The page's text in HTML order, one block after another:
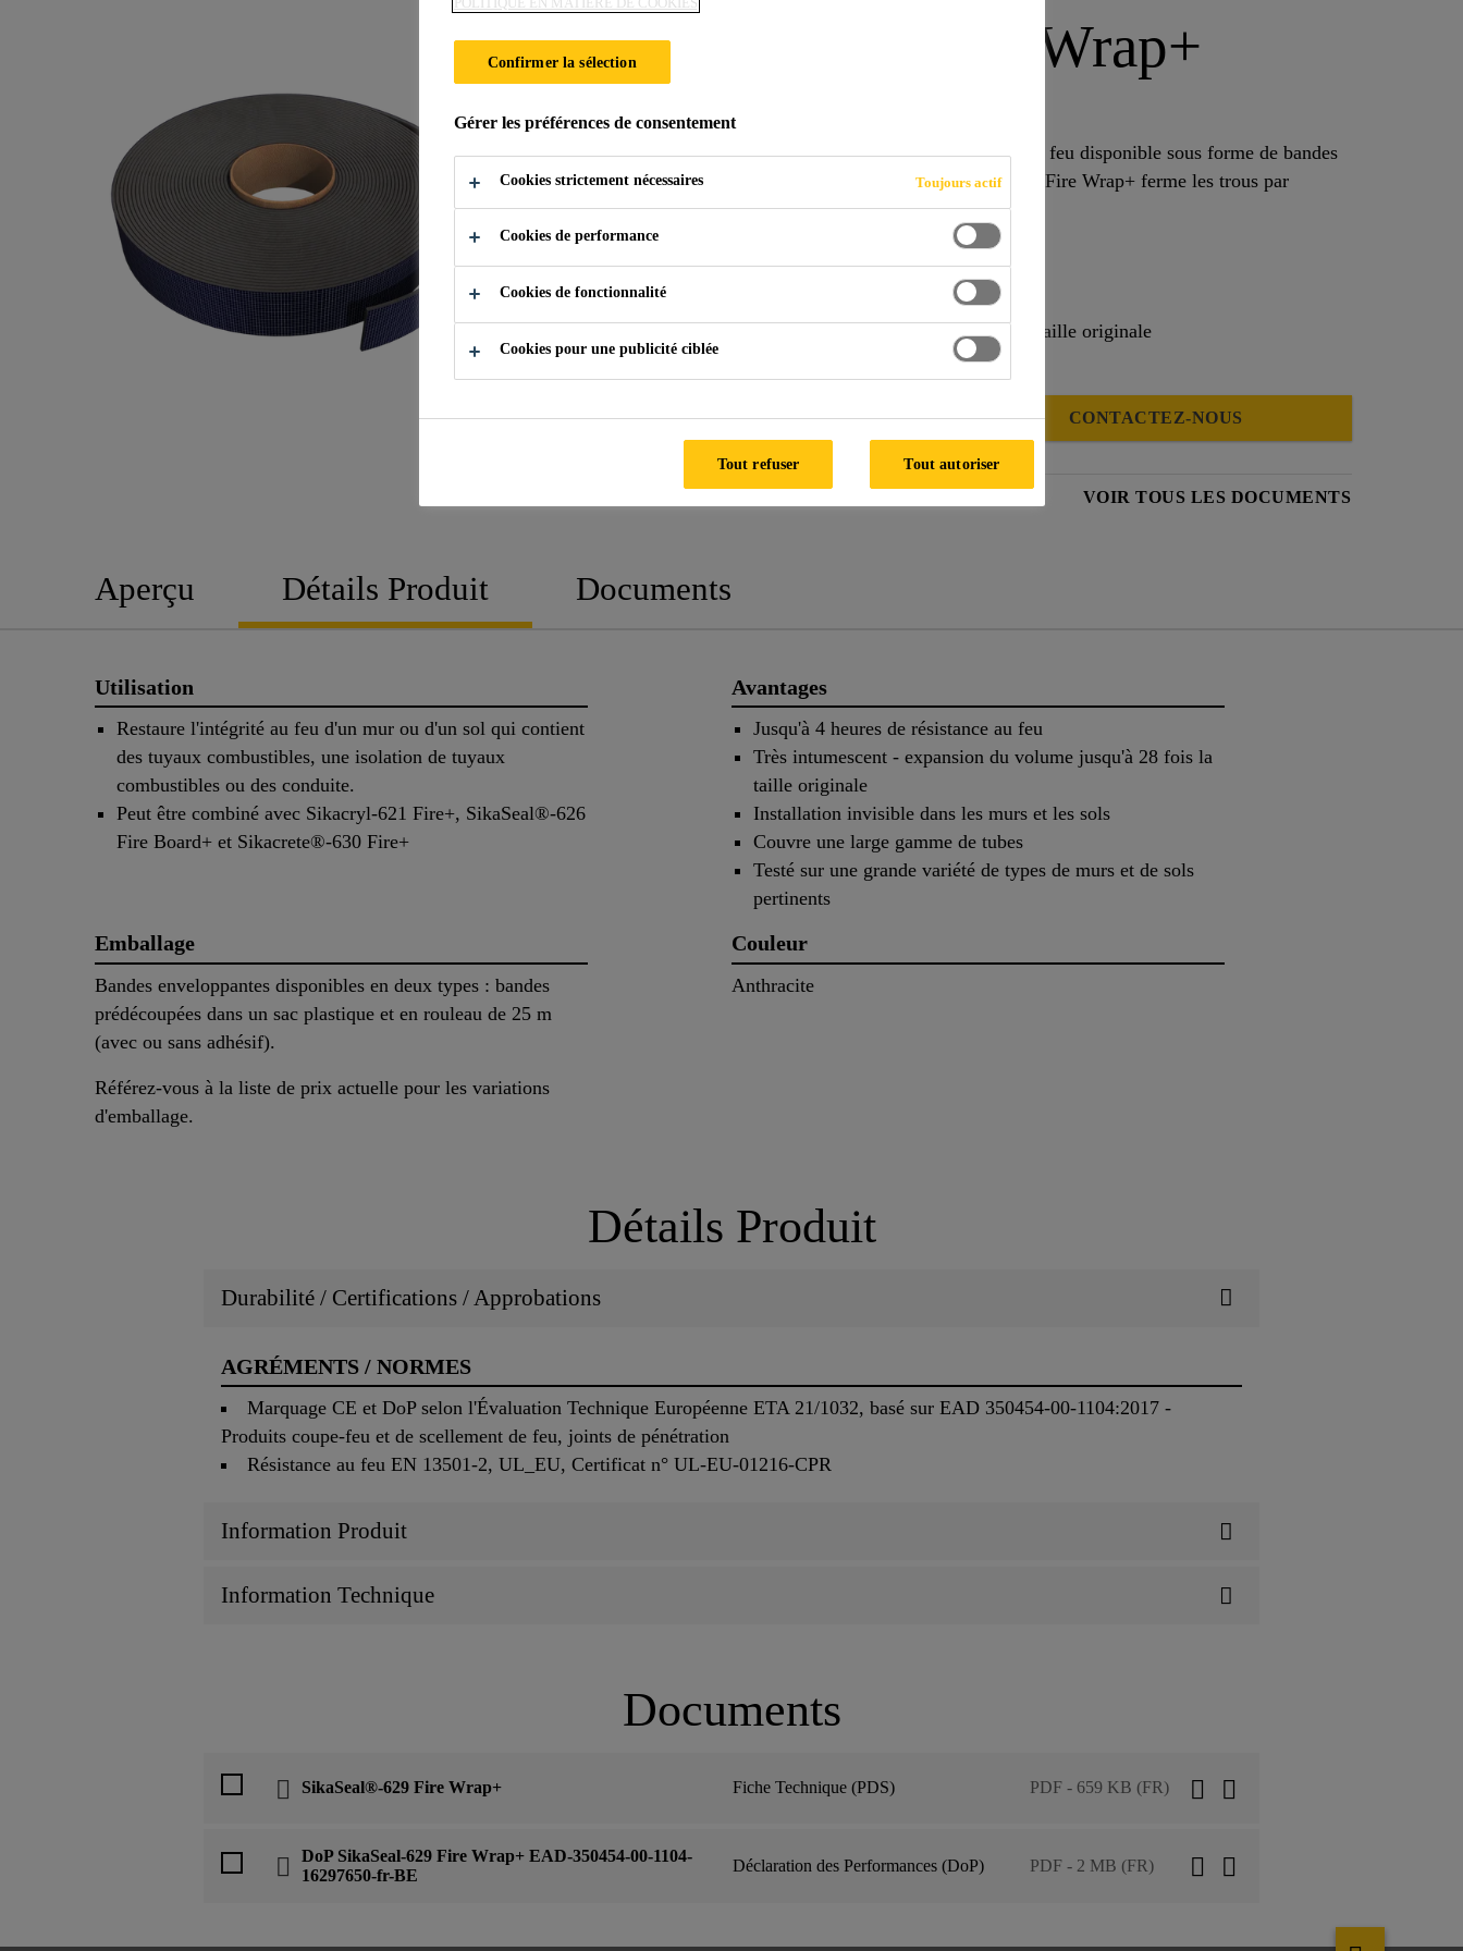
SikaSeal®-629 Fire Wrap+
SikaSeal®-629 Fire Wrap+ est une bande flexible résistante au feu disponible sous forme de bandes
prédécoupées ou en rouleau. En cas d'incendie SikaSeal®-629 Fire Wrap+ ferme les trous par
expansion de volume jusqu'à 28 fois son épaisseur.
Jusqu'à 4 heures de résistance au feu
Très intumescent - expansion du volume jusqu'à 28 fois la taille originale
CONTACTEZ-NOUS
VOIR TOUS LES DOCUMENTS
Aperçu Détails Produit Documents
Utilisation
Restaure l'intégrité au feu d'un mur ou d'un sol qui contient
des tuyaux combustibles, une isolation de tuyaux
combustibles ou des conduite.
Peut être combiné avec Sikacryl-621 Fire+, SikaSeal®-626
Fire Board+ et Sikacrete®-630 Fire+
Avantages
Jusqu'à 4 heures de résistance au feu
Très intumescent - expansion du volume jusqu'à 28 fois la
taille originale
Installation invisible dans les murs et les sols
Couvre une large gamme de tubes
Testé sur une grande variété de types de murs et de sols
pertinents
Emballage
Bandes enveloppantes disponibles en deux types : bandes
prédécoupées dans un sac plastique et en rouleau de 25 m
(avec ou sans adhésif).
Référez-vous à la liste de prix actuelle pour les variations
d'emballage.
Couleur
Anthracite
Détails Produit
Durabilité / Certifications / Approbations
AGRÉMENTS / NORMES
Marquage CE et DoP selon l'Évaluation Technique Européenne ETA 21/1032, basé sur EAD 350454-00-1104:2017 -
Produits coupe-feu et de scellement de feu, joints de pénétration
Résistance au feu EN 13501-2, UL_EU, Certificat n° UL-EU-01216-CPR
Information Produit
Information Technique
Documents
SikaSeal®-629 Fire Wrap+ Fiche Technique (PDS) PDF - 659 KB (FR)
DoP SikaSeal-629 Fire Wrap+ EAD-350454-00-1104-
16297650-fr-BE
Déclaration des Performances (DoP) PDF - 2 MB (FR)
Confirmer la sélection
Gérer les préférences de consentement
Cookies strictement nécessaires Toujours actif
Cookies de performance
Cookies de fonctionnalité
Cookies pour une publicité ciblée
Tout refuser Tout autoriser